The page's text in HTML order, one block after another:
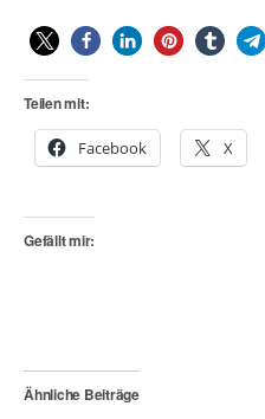
Teilen mit:
Facebook X
Gefällt mir:
Ähnliche Beiträge